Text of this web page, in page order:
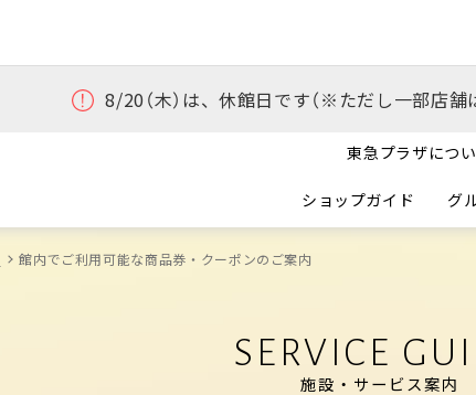
8/20（木）は、休館日です（※ただし一部店舗
東急プラザにつ
ショップガイド グ
館内でご利用可能な商品券・クーポンのご案内
SERVICE
施設・サービス案内